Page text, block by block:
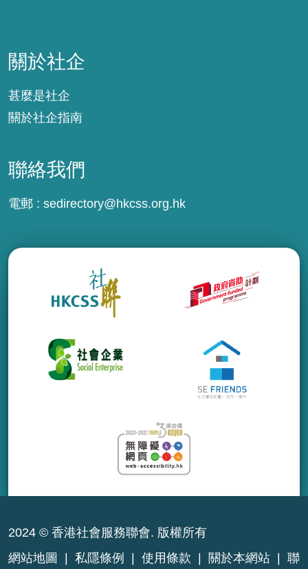
關於社企
甚麼是社企
關於社企指南
聯絡我們
電郵 : sedirectory@hkcss.org.hk
2024 © 香港社會服務聯會. 版權所有
網站地圖
私隱條例 使用條款 關於本網站 聯